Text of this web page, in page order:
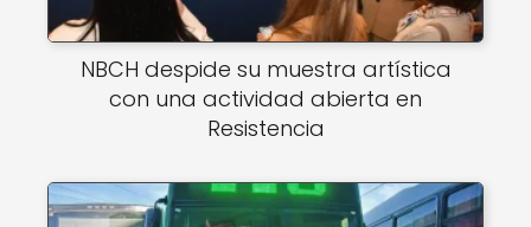
NBCH despide su muestra artística
con una actividad abierta en
Resistencia